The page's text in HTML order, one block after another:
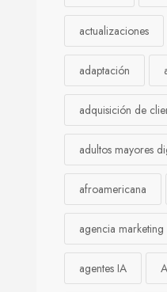
actualizaciones
adaptación
adquisición de
adultos mayores
afroamericana
agencia marketing
agentes IA